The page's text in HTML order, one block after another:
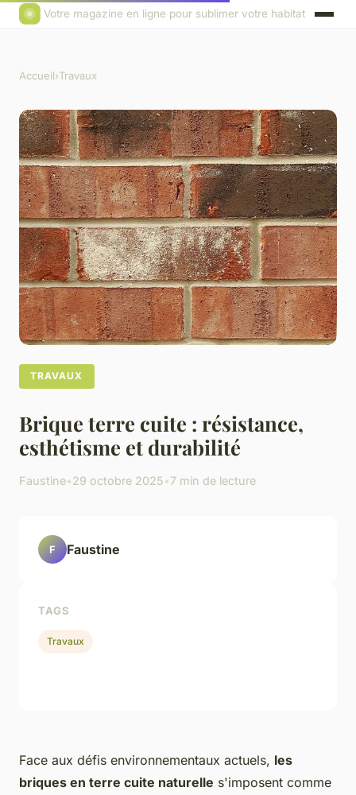
Votre magazine en ligne pour sublimer votre habitat
Accueil›Travaux
TRAVAUX
Brique terre cuite : résistance,
esthétisme et durabilité
Faustine•29 octobre 2025•7 min de lecture
Face aux défis environnementaux actuels, les
briques en terre cuite naturelle s'imposent comme
F Faustine
TAGS
Travaux